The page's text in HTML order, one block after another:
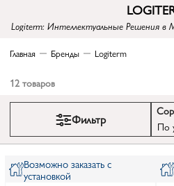
Logiterm: Интеллектуальные Решения в
Главная Бренды Logiterm
12 товаров
Фильтр
По
Возможно заказать с
установкой